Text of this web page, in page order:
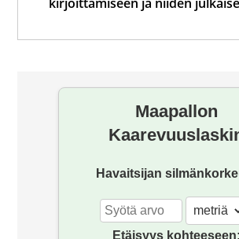
Maapallon
Havaitsijan
Etäisyys kohteeseen: